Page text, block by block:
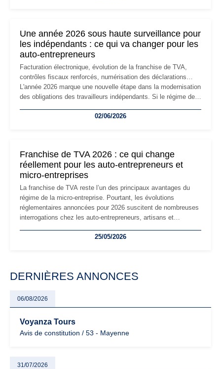
Une année 2026 sous haute surveillance pour
les indépendants : ce qui va changer pour les
auto-entrepreneurs
Facturation électronique, évolution de la franchise de TVA,
contrôles fiscaux renforcés, numérisation des déclarations…
L'année 2026 marque une nouvelle étape dans la modernisation
des obligations des travailleurs indépendants. Si le régime de
les auto-entrepreneurs devront s'adapter à un environnement
02/06/2026
Franchise de TVA 2026 : ce qui change
réellement pour les auto-entrepreneurs et
micro-entreprises
La franchise de TVA reste l’un des principaux avantages du
régime de la micro-entreprise. Pourtant, les évolutions
réglementaires annoncées pour 2026 suscitent de nombreuses
interrogations chez les auto-entrepreneurs, artisans et
facturation ou risque de bascule vers la TVA : les règles
25/05/2026
DERNIÈRES ANNONCES
06/08/2026
Voyanza Tours
Avis de constitution / 53 - Mayenne
31/07/2026